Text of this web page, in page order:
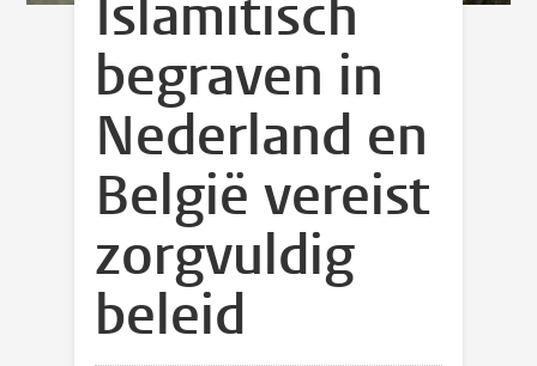
Islamitisch
begraven in
Nederland en
België vereist
zorgvuldig
beleid